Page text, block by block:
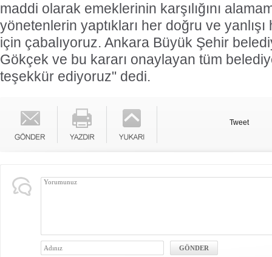
maddi olarak emeklerinin karşılığını
yönetenlerin yaptıkları her doğru ve yanlışı
için çabalıyoruz. Ankara Büyük Şehir
Gökçek ve bu kararı onaylayan tüm
teşekkür ediyoruz" dedi.
Tweet